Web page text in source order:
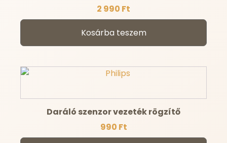
2 990 Ft
Kosárba teszem
Daráló szenzor vezeték rögzítő
990 Ft